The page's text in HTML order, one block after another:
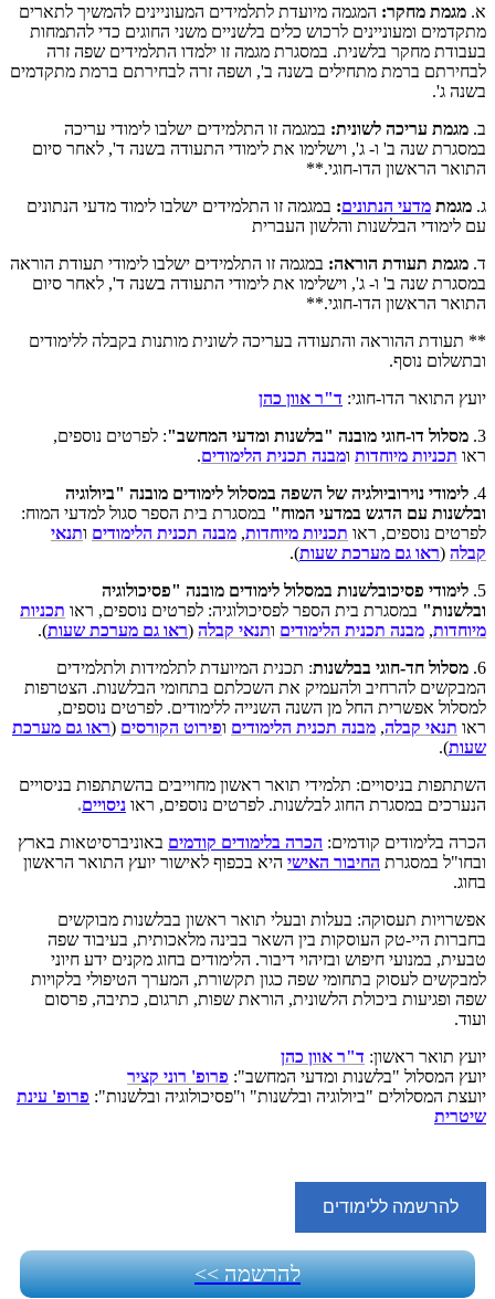
א. מגמת מחקר: המגמה מיועדת לתלמידים המעוניינים להמשיך לתארים
מתקדמים ומעוניינים לרכוש כלים בלשניים משני החוגים כדי להתמחות
בעבודת מחקר בלשנית. במסגרת מגמה זו ילמדו התלמידים שפה זרה
לבחירתם ברמת מתחילים בשנה ב', ושפה זרה לבחירתם ברמת מתקדמים
בשנה ג'.
ב. מגמת עריכה לשונית: במגמה זו התלמידים ישלבו לימודי עריכה
במסגרת שנה ב' ו- ג', וישלימו את לימודי התעודה בשנה ד', לאחר סיום
התואר הראשון הדו-חוגי.**
ג. מגמת מדעי הנתונים: במגמה זו התלמידים ישלבו לימוד מדעי הנתונים
עם לימודי הבלשנות והלשון העברית
ד. מגמת תעודת הוראה: במגמה זו התלמידים ישלבו לימודי תעודת הוראה
במסגרת שנה ב' ו- ג', וישלימו את לימודי התעודה בשנה ד', לאחר סיום
התואר הראשון הדו-חוגי.**
** תעודת ההוראה והתעודה בעריכה לשונית מותנות בקבלה ללימודים
ובתשלום נוסף.
יועץ התואר הדו-חוגי: ד"ר אוון כהן
3. מסלול דו-חוגי מובנה "בלשנות ומדעי המחשב": לפרטים נוספים,
ראו תכניות מיוחדות ומבנה תכנית הלימודים.
4. לימודי נוירוביולגיה של השפה במסלול לימודים מובנה "ביולוגיה
ובלשנות עם הדגש במדעי המוח" במסגרת בית הספר סגול למדעי המוח:
לפרטים נוספים, ראו תכניות מיוחדות, מבנה תכנית הלימודים ותנאי
קבלה (ראו גם מערכת שעות).
5. לימודי פסיכובלשנות במסלול לימודים מובנה "פסיכולוגיה
ובלשנות" במסגרת בית הספר לפסיכולוגיה: לפרטים נוספים, ראו תכניות
מיוחדות, מבנה תכנית הלימודים ותנאי קבלה (ראו גם מערכת שעות).
6. מסלול חד-חוגי בבלשנות: תכנית המיועדת לתלמידות ולתלמידים
המבקשים להרחיב ולהעמיק את השכלתם בתחומי הבלשנות. הצטרפות
למסלול אפשרית החל מן השנה השנייה ללימודים. לפרטים נוספים,
ראו תנאי קבלה, מבנה תכנית הלימודים ופירוט הקורסים (ראו גם מערכת
שעות).
השתתפות בניסויים: תלמידי תואר ראשון מחוייבים בהשתתפות בניסויים
הנערכים במסגרת החוג לבלשנות. לפרטים נוספים, ראו ניסויים.
הכרה בלימודים קודמים: הכרה בלימודים קודמים באוניברסיטאות בארץ
ובחו"ל במסגרת החיבור האישי היא בכפוף לאישור יועץ התואר הראשון
בחוג.
אפשרויות תעסוקה: בעלות ובעלי תואר ראשון בבלשנות מבוקשים
בחברות היי-טק העוסקות בין השאר בבינה מלאכותית, בעיבוד שפה
טבעית, במנועי חיפוש ובזיהוי דיבור. הלימודים בחוג מקנים ידע חיוני
למבקשים לעסוק בתחומי שפה כגון תקשורת, המערך הטיפולי בלקויות
שפה ופגיעות ביכולת הלשונית, הוראת שפות, תרגום, כתיבה, פרסום
ועוד.
יועץ תואר ראשון: ד"ר אוון כהן
יועץ המסלול "בלשנות ומדעי המחשב": פרופ' רוני קציר
יועצת המסלולים "ביולוגיה ובלשנות" ו"פסיכולוגיה ובלשנות": פרופ' עינת
שיטרית
להרשמה ללימודים
להרשמה >>